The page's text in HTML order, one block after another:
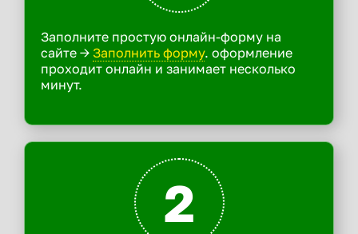
Заполните простую онлайн-форму на
сайте -> Заполнить форму. оформление
проходит онлайн и занимает несколько
минут.
2